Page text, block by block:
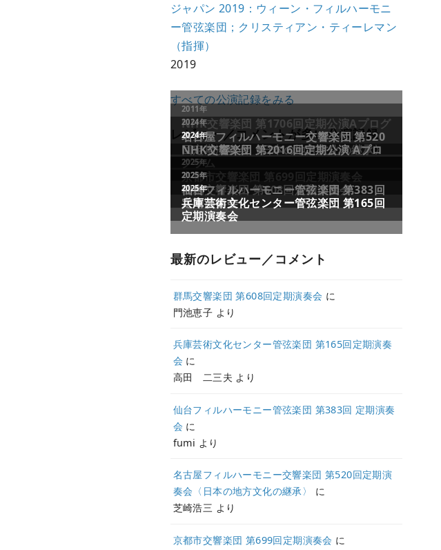
ジャパン 2019：ウィーン・フィルハーモニ
ー管弦楽団；クリスティアン・ティーレマン
（指揮）
2019
すべての公演記録をみる
レビュー／コメントが多い公演記録
最新のレビュー／コメント
群馬交響楽団 第608回定期演奏会 に
門池恵子 より
兵庫芸術文化センター管弦楽団 第165回定期演奏
会 に
高田 二三夫 より
仙台フィルハーモニー管弦楽団 第383回 定期演奏
会 に
fumi より
名古屋フィルハーモニー交響楽団 第520回定期演
奏会〈日本の地方文化の継承〉
に
芝崎浩三 より
京都市交響楽団 第699回定期演奏会 に